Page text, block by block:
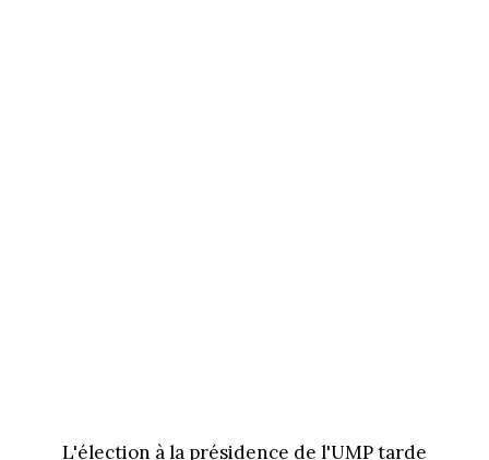
L'élection à la présidence de l'UMP tarde